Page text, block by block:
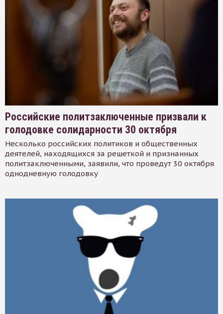
Российские политзаключенные призвали к
голодовке солидарности 30 октября
Несколько российских политиков и общественных
деятелей, находящихся за решеткой и признанных
политзаключенными, заявили, что проведут 30 октября
однодневную голодовку